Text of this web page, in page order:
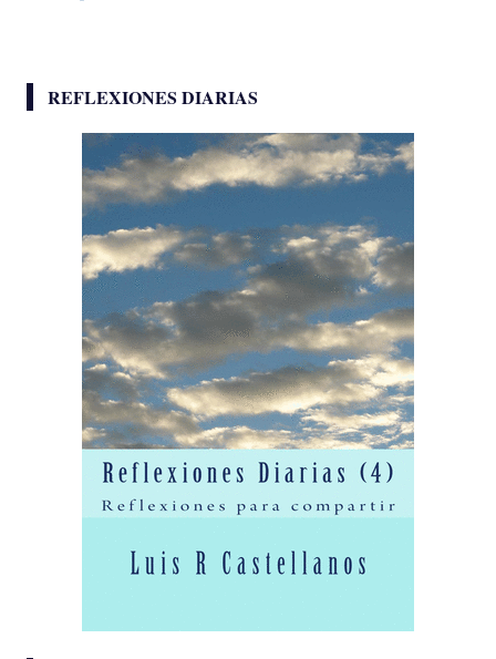
REFLEXIONES DIARIAS